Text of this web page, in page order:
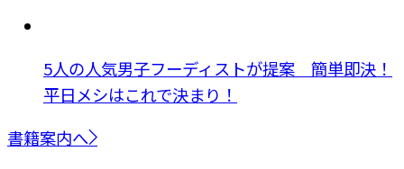
5人の人気男子フーディストが提案 簡単即決！
平日メシはこれで決まり！
書籍案内へ